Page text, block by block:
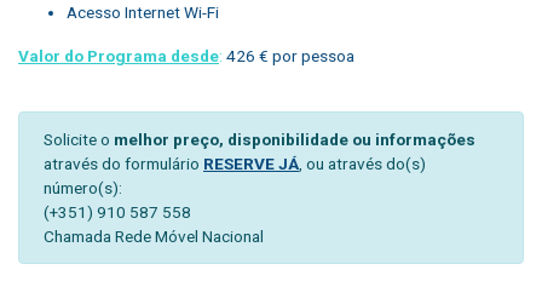
Acesso Internet Wi-Fi
Valor do Programa desde: 426 € por pessoa
Solicite o melhor preço, disponibilidade ou informações
através do formulário RESERVE JÁ , ou através do(s)
número(s):
(+351) 910 587 558
Chamada Rede Móvel Nacional